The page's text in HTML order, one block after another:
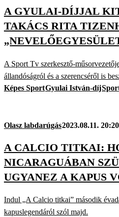
A GYULAI-DÍJJAL
TAKÁCS RITA
A Sport Tv szerkesztő-
állandóságról és a szerencséről is
Képes SportGyulai István-díj
Olasz labdarúgás2023.08.11. 20:20
A CALCIO TITKAI:
NICARAGUÁBAN
UGYANEZ A KAPUS
Indul „A Calcio titkai” második
kapuslegendáról szól majd.